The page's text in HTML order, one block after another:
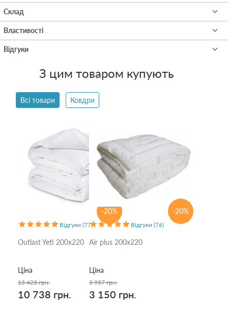
З цим товаром купують
Всі товари Ковдри
-20%
Відгуки (77)
Outlast Yeti 200x220
Ціна
13 423 грн.
10 738 грн.
-20%
Відгуки (76)
Air plus 200x220
Ціна
3 937 грн.
3 150 грн.